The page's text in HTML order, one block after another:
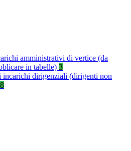
amministrativi di vertice (da
in tabelle) 3
incarichi dirigenziali (dirigenti non
8